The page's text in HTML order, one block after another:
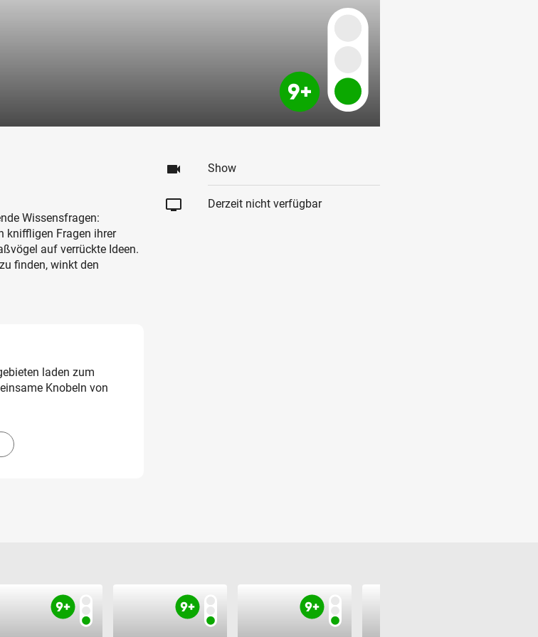
Wissensfragen:
kniffligen Fragen ihrer
auf verrückte Ideen.
finden, winkt den
laden zum
Knobeln von
videocam Show
tv Derzeit nicht verfügbar